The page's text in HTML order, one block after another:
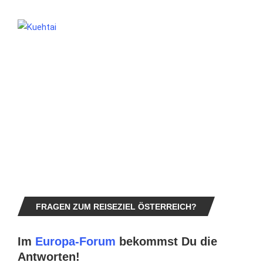
FRAGEN ZUM REISEZIEL ÖSTERREICH?
Im Europa-Forum bekommst Du die
Antworten!